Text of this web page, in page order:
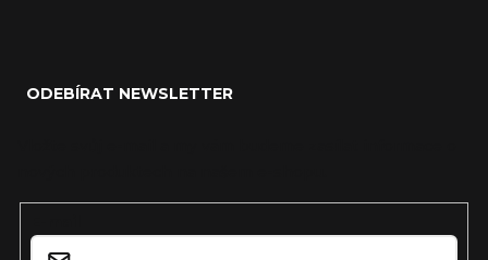
ODEBÍRAT NEWSLETTER